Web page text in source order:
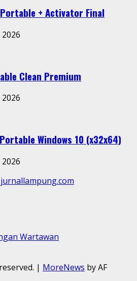
+ Activator Final
Clean Premium
Windows 10 (x32x64)
Wartawan
| MoreNews by AF